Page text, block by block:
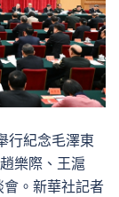
行紀念毛澤東
樂際、王滬
。新華社記者